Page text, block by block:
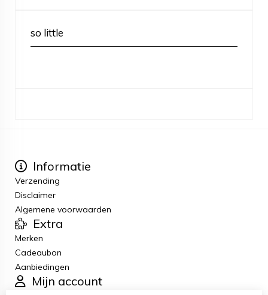
so little
Informatie
Verzending
Disclaimer
Algemene voorwaarden
Extra
Merken
Cadeaubon
Aanbiedingen
Mijn account